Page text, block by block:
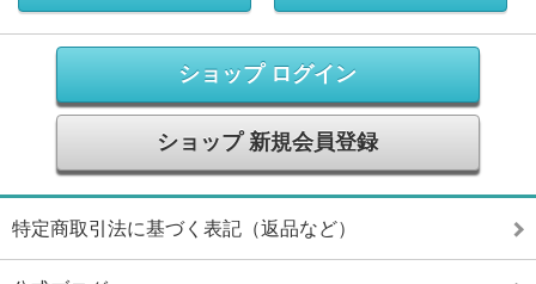
ショップ ログイン
ショップ 新規会員登録
特定商取引法に基づく表記（返品など）